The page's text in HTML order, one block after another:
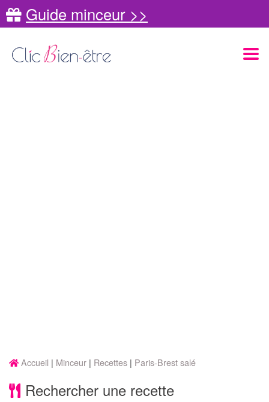
Guide minceur >>
Accueil Minceur Recettes Paris-Brest salé
Rechercher une recette